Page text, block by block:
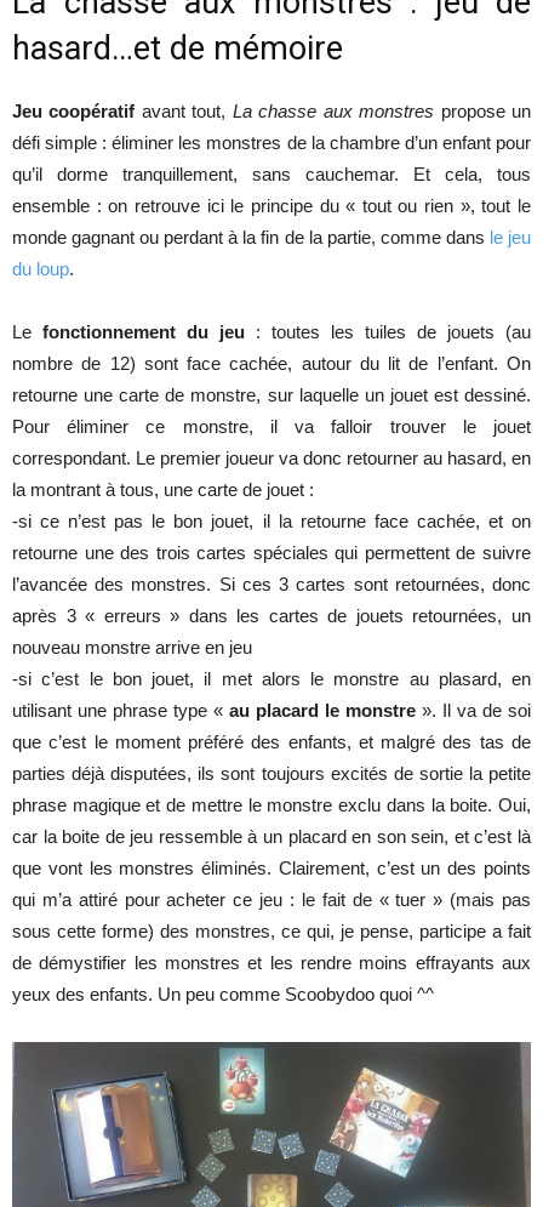
hasard…et de mémoire
Jeu coopératif avant tout, La chasse aux monstres propose un
défi simple : éliminer les monstres de la chambre d’un enfant pour
qu’il dorme tranquillement, sans cauchemar. Et cela, tous
ensemble : on retrouve ici le principe du « tout ou rien », tout le
monde gagnant ou perdant à la fin de la partie, comme dans le jeu
du loup.
Le fonctionnement du jeu : toutes les tuiles de jouets (au
nombre de 12) sont face cachée, autour du lit de l’enfant. On
retourne une carte de monstre, sur laquelle un jouet est dessiné.
Pour éliminer ce monstre, il va falloir trouver le jouet
correspondant. Le premier joueur va donc retourner au hasard, en
la montrant à tous, une carte de jouet :
-si ce n’est pas le bon jouet, il la retourne face cachée, et on
retourne une des trois cartes spéciales qui permettent de suivre
l’avancée des monstres. Si ces 3 cartes sont retournées, donc
après 3 « erreurs » dans les cartes de jouets retournées, un
nouveau monstre arrive en jeu
-si c’est le bon jouet, il met alors le monstre au plasard, en
utilisant une phrase type « au placard le monstre ». Il va de soi
que c’est le moment préféré des enfants, et malgré des tas de
parties déjà disputées, ils sont toujours excités de sortie la petite
phrase magique et de mettre le monstre exclu dans la boite. Oui,
car la boite de jeu ressemble à un placard en son sein, et c’est là
que vont les monstres éliminés. Clairement, c’est un des points
qui m’a attiré pour acheter ce jeu : le fait de « tuer » (mais pas
sous cette forme) des monstres, ce qui, je pense, participe a fait
de démystifier les monstres et les rendre moins effrayants aux
yeux des enfants. Un peu comme Scoobydoo quoi ^^